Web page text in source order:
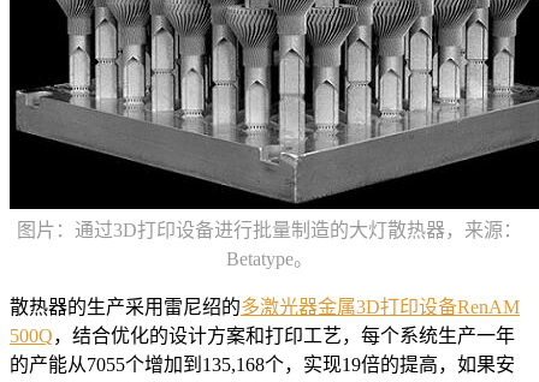
图片：通过3D打印设备进行批量制造的大灯散热器，来源：
Betatype。
散热器的生产采用雷尼绍的多激光器金属3D打印设备RenAM
500Q，结合优化的设计方案和打印工艺，每个系统生产一年
的产能从7055个增加到135,168个，实现19倍的提高，如果安